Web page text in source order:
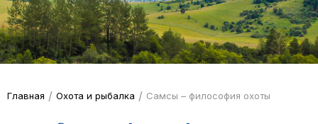
Главная / Охота и рыбалка / Самсы – философия охоты